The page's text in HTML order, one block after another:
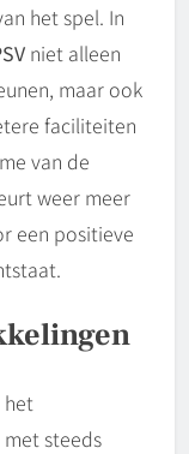
het spel. In
niet alleen
maar ook
faciliteiten
van de
weer meer
een positieve
het
steeds